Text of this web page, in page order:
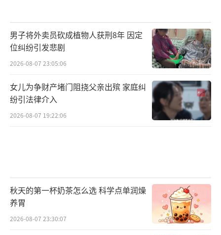
男子将外卖员砍成植物人获刑8年 因定
位纠纷引发悲剧
2026-08-07 23:05:06
女儿为争财产堵门阻挠父亲出殡 家庭纠
纷引法律介入
2026-08-07 19:22:06
秋天的第一杯奶茶怎么选 科学点单润燥
养胃
2026-08-07 23:30:07